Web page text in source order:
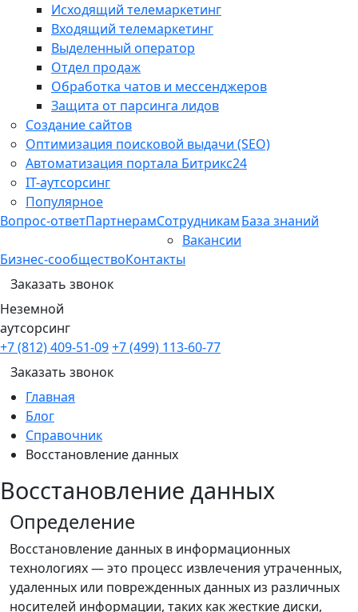
Исходящий телемаркетинг
Входящий телемаркетинг
Выделенный оператор
Отдел продаж
Обработка чатов и мессенджеров
Защита от парсинга лидов
Создание сайтов
Оптимизация поисковой выдачи (SEO)
Автоматизация портала Битрикс24
IT-аутсорсинг
Популярное
Вопрос-ответПартнерамСотрудникам
Вакансии
База знаний
Бизнес-сообществоКонтакты
Заказать звонок
Неземной
аутсорсинг
+7 (812) 409-51-09+7 (499) 113-60-77
Заказать звонок
Главная
Блог
Справочник
Восстановление данных
Восстановление данных
Определение
Восстановление данных в информационных
технологиях — это процесс извлечения утраченных,
удаленных или поврежденных данных из различных
носителей информации, таких как жесткие диски,